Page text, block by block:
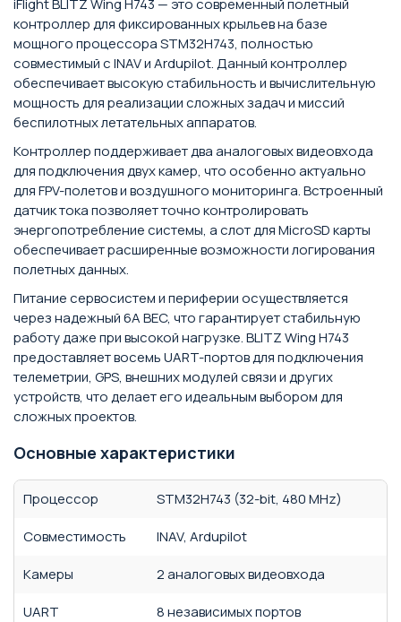
iFlight BLITZ Wing H743 — это современный полетный
контроллер для фиксированных крыльев на базе
мощного процессора STM32H743, полностью
совместимый с INAV и Ardupilot. Данный контроллер
обеспечивает высокую стабильность и вычислительную
мощность для реализации сложных задач и миссий
беспилотных летательных аппаратов.
Контроллер поддерживает два аналоговых видеовхода
для подключения двух камер, что особенно актуально
для FPV-полетов и воздушного мониторинга. Встроенный
датчик тока позволяет точно контролировать
энергопотребление системы, а слот для MicroSD карты
обеспечивает расширенные возможности логирования
полетных данных.
Питание сервосистем и периферии осуществляется
через надежный 6A BEC, что гарантирует стабильную
работу даже при высокой нагрузке. BLITZ Wing H743
предоставляет восемь UART-портов для подключения
телеметрии, GPS, внешних модулей связи и других
устройств, что делает его идеальным выбором для
сложных проектов.
Основные характеристики
Процессор
STM32H743 (32-bit, 480 MHz)
Совместимость
INAV, Ardupilot
Камеры
2 аналоговых видеовхода
UART
8 независимых портов